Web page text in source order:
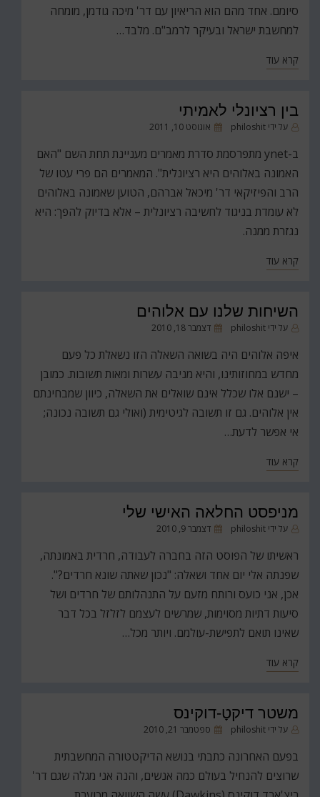
סיומם. אחד מהם הוא הריאיון עם דר' מיכה גודמן, מומחה
למחשבת ישראל ובעיקר לרמב"ם. מלבד…
קרא עוד
בין רציונלי לאמיתי
על ידי philoshit
פורסםאוגוסט 10, 2011
ב-ynet מתפרסמת סדרת מאמרים מעניינת תחת השם "האם
האמונה באלוהים היא רציונלית". המאמרים הם פרי עטו של
הרב והפיזיקאי דר' מיכאל אברהם, הטוען שאמונה באלוהים
לא עומדת בניגוד לחשיבה רציונלית – אלא בדיוק להפך: היא
נגזרת ממנה.
קרא עוד
השיחות שלנו עם אלוהים
על ידי philoshit
פורסםדצמבר 18, 2010
איפה אלוהים היה בשואה השאלה הזו נשאלת כל פעם
מחדש במחוזותינו, והיא מניבה עשרות ומאות תשובות. כמובן
– ישנם אלו שכלל אינם שואלים את השאלה, כיוון שמבחינתם
אין אלוהים. גם זו תשובה לגיטימית (ואולי גם תשובה נכונה;
אי אפשר לדעת…
קרא עוד
מניפסט החלאה האישי שלי
על ידי philoshit
פורסםדצמבר 9, 2010
ראשיתו של הפוסט הזה בחברה לעבודה, חרדית באמונתה,
שפנתה אלי יום אחד ושאלה: "נכון שאתה שונא חרדים?".
אכן, אני כועס ורותח מזעם על התנהלותם של חרדים ושל
סיעות דתיות מסוימות, שמרשים לעצמם לזלזל בכל דבר
שאינו תואם לתפישת-עולמם. ויותר מכל…
קרא עוד
משטר דיקטָ-דוקינס
על ידי philoshit
פורסםספטמבר 21, 2010
בפעם האחרונה כתבתי בנושא הדיקטטורה המחשבתית
שרוצים להנחיל בעולם כמה אנשים, והנה אני מגלה שגם דר'